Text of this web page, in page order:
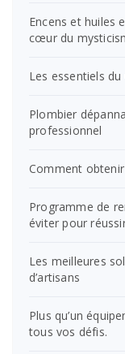
Encens et huiles
cœur du
Les essentiels
Plombier
professionnel
Comment
Programme de
éviter pour
Les meilleures
d’artisans
Plus qu’un
tous vos défis.